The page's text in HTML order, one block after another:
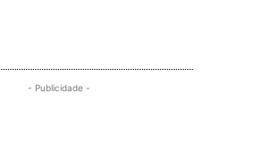
- Publicidade -